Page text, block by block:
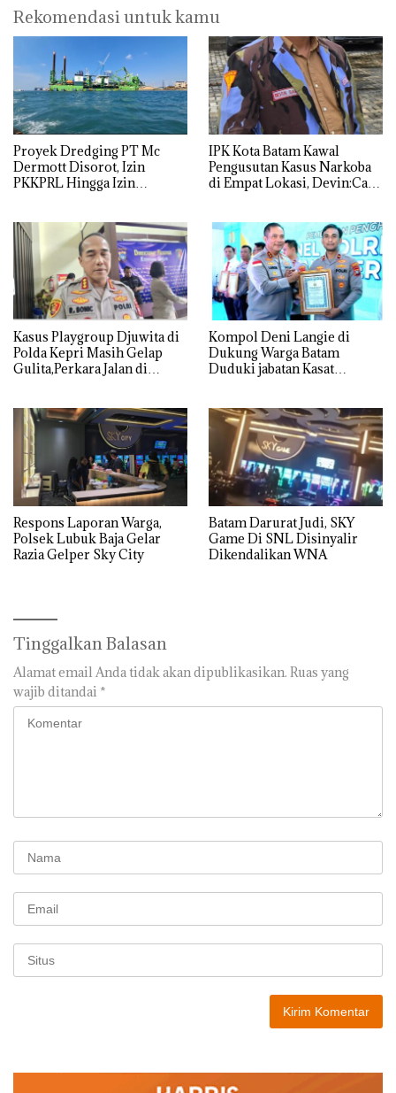
Rekomendasi untuk kamu
Proyek Dredging PT Mc
Dermott Disorot, Izin
PKKPRL Hingga Izin
IPK Kota Batam Kawal
Pengusutan Kasus Narkoba
di Empat Lokasi, Devin:Cari
Kasus Playgroup Djuwita di
Polda Kepri Masih Gelap
Gulita,Perkara Jalan di
Kompol Deni Langie di
Dukung Warga Batam
Duduki jabatan Kasat
Respons Laporan Warga,
Polsek Lubuk Baja Gelar
Razia Gelper Sky City
Batam Darurat Judi, SKY
Game Di SNL Disinyalir
Dikendalikan WNA
Tinggalkan Balasan
Alamat email Anda tidak akan dipublikasikan. Ruas yang
wajib ditandai *